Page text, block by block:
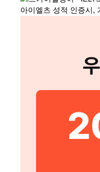
아이엘츠 성적 인증시,